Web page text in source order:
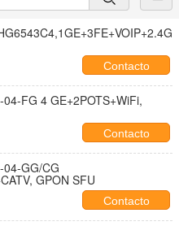
Contacto
FG 4 GE+2POTS+WiFi,
Contacto
GG/CG
GPON SFU
Contacto